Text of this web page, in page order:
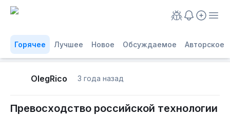
Горячее Лучшее Новое Обсуждаемое Авторское
OlegRico 3 года назад
Превосходство российской технологии